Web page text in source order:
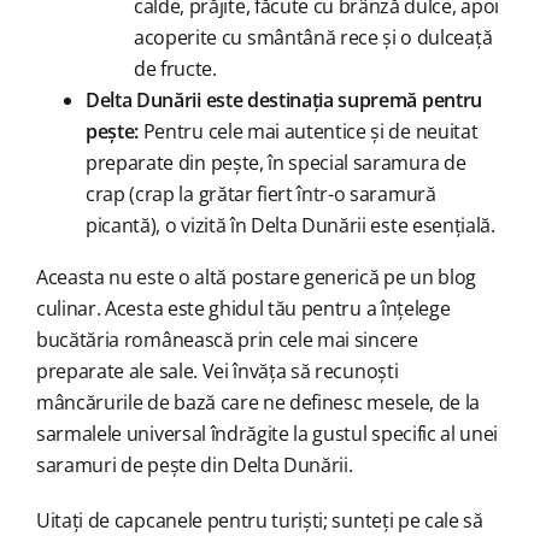
calde, prăjite, făcute cu brânză dulce, apoi
acoperite cu smântână rece și o dulceață
de fructe.
Delta Dunării este destinația supremă pentru
pește: Pentru cele mai autentice și de neuitat
preparate din pește, în special saramura de
crap (crap la grătar fiert într-o saramură
picantă), o vizită în Delta Dunării este esențială.
Aceasta nu este o altă postare generică pe un blog
culinar. Acesta este ghidul tău pentru a înțelege
bucătăria românească prin cele mai sincere
preparate ale sale. Vei învăța să recunoști
mâncărurile de bază care ne definesc mesele, de la
sarmalele universal îndrăgite la gustul specific al unei
saramuri de pește din Delta Dunării.
Uitați de capcanele pentru turiști; sunteți pe cale să